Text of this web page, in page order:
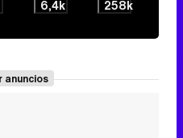
6,4k 258k
anuncios